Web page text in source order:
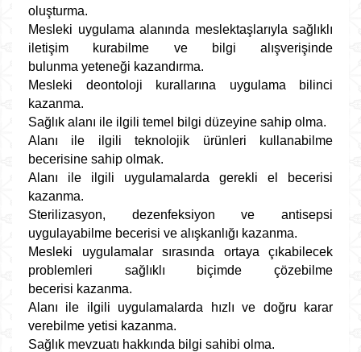
oluşturma.
Mesleki uygulama alanında meslektaşlarıyla sağlıklı
iletişim kurabilme ve bilgi alışverişinde
bulunma yeteneği kazandırma.
Mesleki deontoloji kurallarına uygulama bilinci
kazanma.
Sağlık alanı ile ilgili temel bilgi düzeyine sahip olma.
Alanı ile ilgili teknolojik ürünleri kullanabilme
becerisine sahip olmak.
Alanı ile ilgili uygulamalarda gerekli el becerisi
kazanma.
Sterilizasyon, dezenfeksiyon ve antisepsi
uygulayabilme becerisi ve alışkanlığı kazanma.
Mesleki uygulamalar sırasında ortaya çıkabilecek
problemleri sağlıklı biçimde çözebilme
becerisi kazanma.
Alanı ile ilgili uygulamalarda hızlı ve doğru karar
verebilme yetisi kazanma.
Sağlık mevzuatı hakkında bilgi sahibi olma.